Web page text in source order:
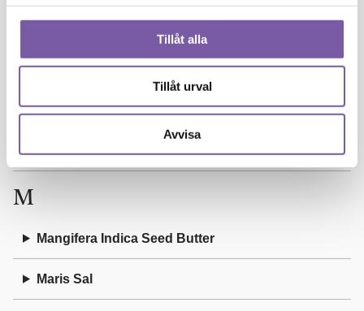
Tillåt alla
Tillåt urval
Avvisa
Linalool
Linalyl Acetate
Litsea Cubeba Fruit Oil
M
Mangifera Indica Seed Butter
Maris Sal